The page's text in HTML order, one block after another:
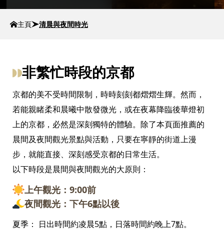
主頁 清晨與夜間時光
非繁忙時段的京都
京都的美不受時間限制，時時刻刻都熠熠生輝。然而，
若能親睹柔和晨曦中散發微光，或在夜幕降臨後華燈初
上的京都，必然是深刻獨特的體驗。除了本頁面推薦的
晨間及夜間觀光景點與活動，只要在寧靜的街道上漫
步，就能直接、深刻感受京都的日常生活。
以下時段是晨間與夜間觀光的大原則：
上午觀光：9:00前
夜間觀光：下午6點以後
夏季： 日出時間約凌晨5點，日落時間約晚上7點。